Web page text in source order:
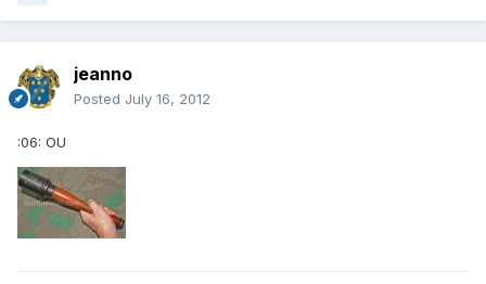
jeanno
Posted July 16, 2012
:06: OU